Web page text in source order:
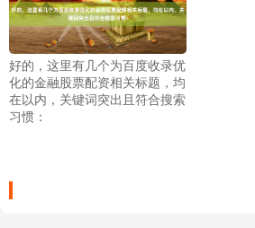
好的，这里有几个为百度收录优
化的金融股票配资相关标题，均
在以内，关键词突出且符合搜索
习惯：